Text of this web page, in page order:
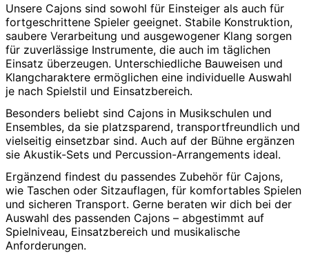
Unsere Cajons sind sowohl für Einsteiger als auch für
fortgeschrittene Spieler geeignet. Stabile Konstruktion,
saubere Verarbeitung und ausgewogener Klang sorgen
für zuverlässige Instrumente, die auch im täglichen
Einsatz überzeugen. Unterschiedliche Bauweisen und
Klangcharaktere ermöglichen eine individuelle Auswahl
je nach Spielstil und Einsatzbereich.
Besonders beliebt sind Cajons in Musikschulen und
Ensembles, da sie platzsparend, transportfreundlich und
vielseitig einsetzbar sind. Auch auf der Bühne ergänzen
sie Akustik-Sets und Percussion-Arrangements ideal.
Ergänzend findest du passendes Zubehör für Cajons,
wie Taschen oder Sitzauflagen, für komfortables Spielen
und sicheren Transport. Gerne beraten wir dich bei der
Auswahl des passenden Cajons – abgestimmt auf
Spielniveau, Einsatzbereich und musikalische
Anforderungen.